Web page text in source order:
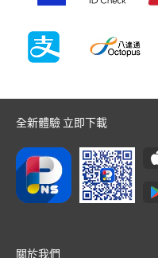
全新體驗 立即下載
關於我們